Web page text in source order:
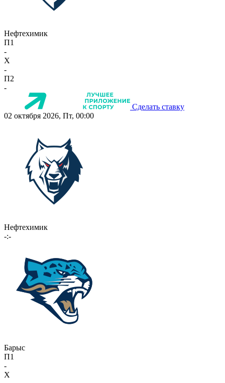
Нефтехимик
П1
-
X
-
П2
-
Сделать ставку
02 октября 2026, Пт, 00:00
Нефтехимик
-:-
Барыс
П1
-
X